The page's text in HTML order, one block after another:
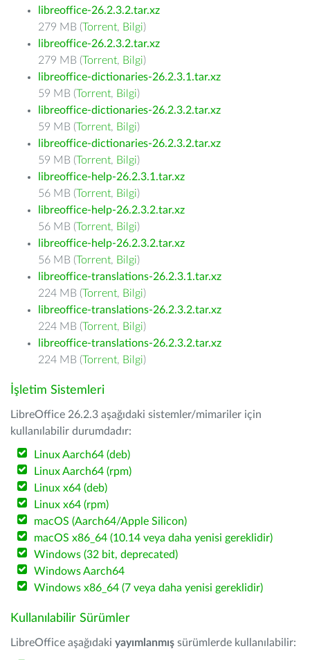
libreoffice-26.2.3.2.tar.xz
279 MB (Torrent, Bilgi)
libreoffice-26.2.3.2.tar.xz
279 MB (Torrent, Bilgi)
libreoffice-dictionaries-26.2.3.1.tar.xz
59 MB (Torrent, Bilgi)
libreoffice-dictionaries-26.2.3.2.tar.xz
59 MB (Torrent, Bilgi)
libreoffice-dictionaries-26.2.3.2.tar.xz
59 MB (Torrent, Bilgi)
libreoffice-help-26.2.3.1.tar.xz
56 MB (Torrent, Bilgi)
libreoffice-help-26.2.3.2.tar.xz
56 MB (Torrent, Bilgi)
libreoffice-help-26.2.3.2.tar.xz
56 MB (Torrent, Bilgi)
libreoffice-translations-26.2.3.1.tar.xz
224 MB (Torrent, Bilgi)
libreoffice-translations-26.2.3.2.tar.xz
224 MB (Torrent, Bilgi)
libreoffice-translations-26.2.3.2.tar.xz
224 MB (Torrent, Bilgi)
İşletim Sistemleri
LibreOffice 26.2.3 aşağıdaki sistemler/mimariler için
kullanılabilir durumdadır:
Linux Aarch64 (deb)
Linux Aarch64 (rpm)
Linux x64 (deb)
Linux x64 (rpm)
macOS (Aarch64/Apple Silicon)
macOS x86_64 (10.14 veya daha yenisi gereklidir)
Windows (32 bit, deprecated)
Windows Aarch64
Windows x86_64 (7 veya daha yenisi gereklidir)
Kullanılabilir Sürümler
LibreOffice aşağıdaki yayımlanmış sürümlerde kullanılabilir: